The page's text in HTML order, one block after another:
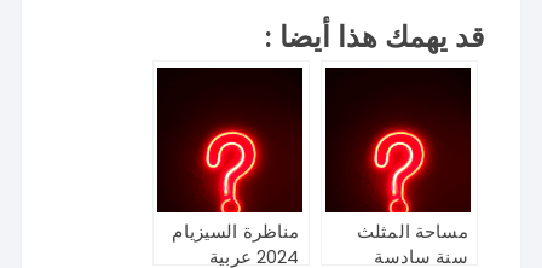
قد يهمك هذا أيضا :
مساحة المثلث
سنة سادسة
مناظرة السيزيام
2024 عربية